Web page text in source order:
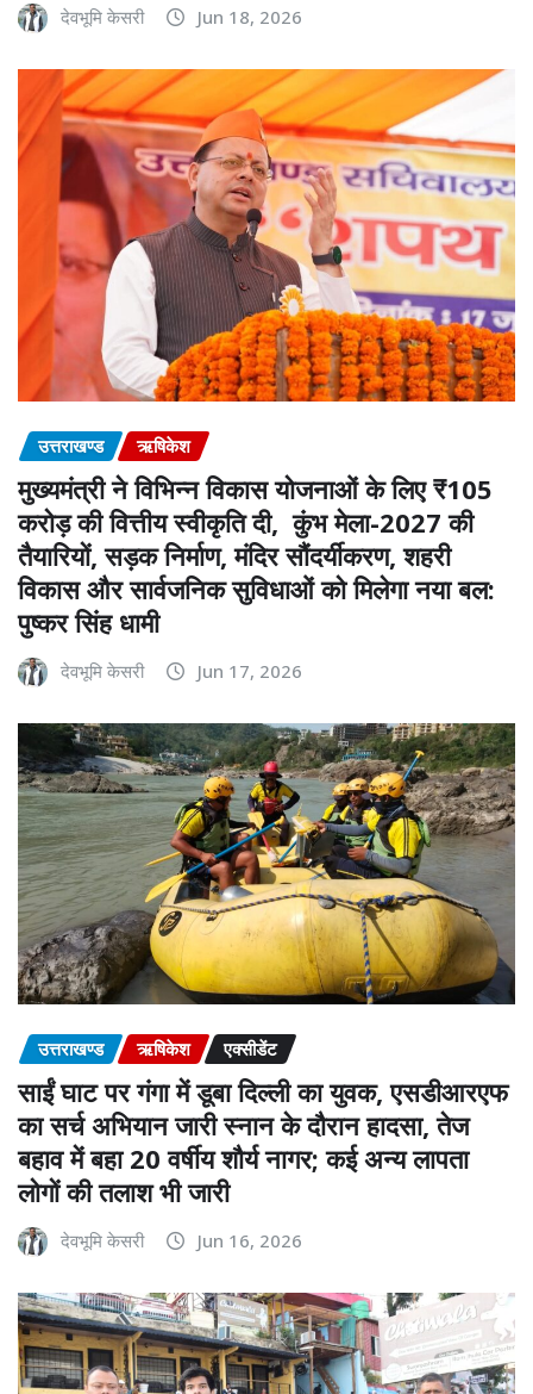
देवभूमि केसरी Jun 18, 2026
उत्तराखण्ड ऋषिकेश
मुख्यमंत्री ने विभिन्न विकास योजनाओं के लिए ₹105
करोड़ की वित्तीय स्वीकृति दी, कुंभ मेला-2027 की
तैयारियों, सड़क निर्माण, मंदिर सौंदर्यीकरण, शहरी
विकास और सार्वजनिक सुविधाओं को मिलेगा नया बल:
पुष्कर सिंह धामी
देवभूमि केसरी Jun 17, 2026
उत्तराखण्ड ऋषिकेश एक्सीडेंट
साईं घाट पर गंगा में डूबा दिल्ली का युवक, एसडीआरएफ
का सर्च अभियान जारी स्नान के दौरान हादसा, तेज
बहाव में बहा 20 वर्षीय शौर्य नागर; कई अन्य लापता
लोगों की तलाश भी जारी
देवभूमि केसरी Jun 16, 2026